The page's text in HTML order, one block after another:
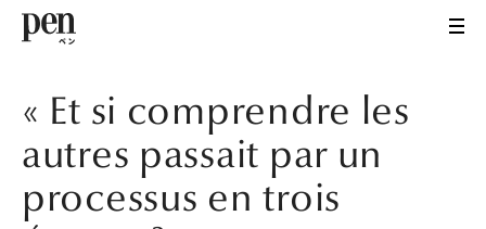
« Et si comprendre les
autres passait par un
processus en trois